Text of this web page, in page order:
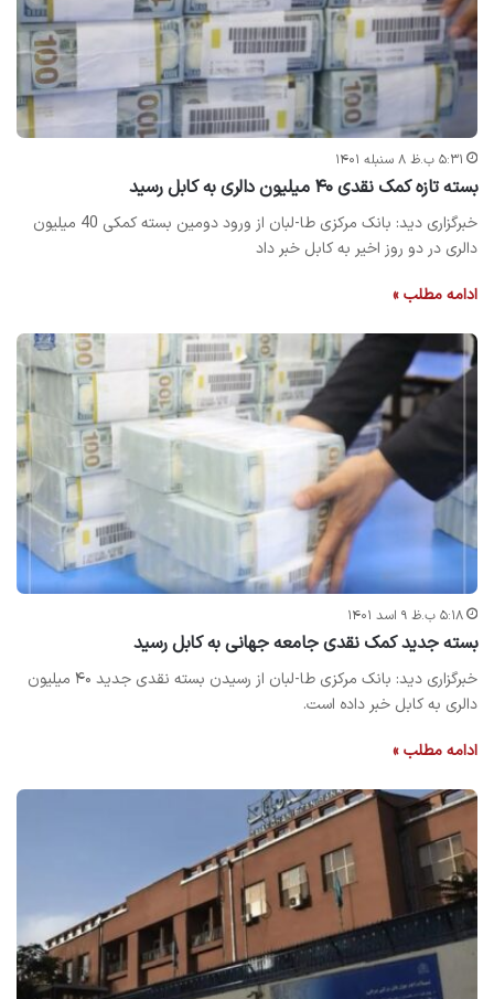
۵:۳۱ ب.ظ ۸ سنبله ۱۴۰۱
بسته تازه کمک نقدی ۴۰ میلیون دالری به کابل رسید
خبرگزاری دید: بانک مرکزی طا-لبان از ورود دومین بسته کمکی 40 میلیون
دالری در دو روز اخیر به کابل خبر داد
ادامه مطلب »
۵:۱۸ ب.ظ ۹ اسد ۱۴۰۱
بسته جدید کمک نقدی جامعه جهانی به کابل رسید
خبرگزاری دید: بانک مرکزی طا-لبان از رسیدن بسته نقدی جدید ۴۰ میلیون
دالری به کابل خبر داده ‌است.
ادامه مطلب »